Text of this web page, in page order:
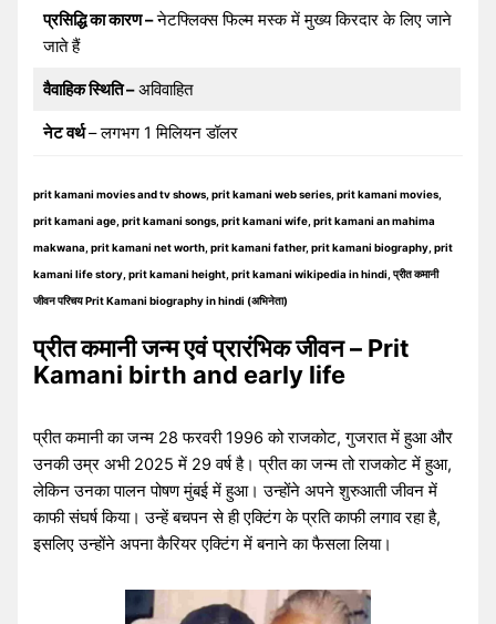
प्रसिद्धि का कारण –नेटफ्लिक्स फिल्म मस्क में मुख्य किरदार के लिए जाने
जाते हैं
वैवाहिक स्थिति –अविवाहित
नेट वर्थ– लगभग 1 मिलियन डॉलर
prit kamani movies and tv shows, prit kamani web series, prit kamani movies,
prit kamani age, prit kamani songs, prit kamani wife, prit kamani an mahima
makwana, prit kamani net worth, prit kamani father, prit kamani biography, prit
kamani life story, prit kamani height, prit kamani wikipedia in hindi, प्रीत कमानी
जीवन परिचय Prit Kamani biography in hindi (अभिनेता)
प्रीत कमानी जन्म एवं प्रारंभिक जीवन – Prit
Kamani birth and early life
प्रीत कमानी का जन्म 28 फरवरी 1996 को राजकोट, गुजरात में हुआ और
उनकी उम्र अभी 2025 में 29 वर्ष है। प्रीत का जन्म तो राजकोट में हुआ,
लेकिन उनका पालन पोषण मुंबई में हुआ। उन्होंने अपने शुरुआती जीवन में
काफी संघर्ष किया। उन्हें बचपन से ही एक्टिंग के प्रति काफी लगाव रहा है,
इसलिए उन्होंने अपना कैरियर एक्टिंग में बनाने का फैसला लिया।